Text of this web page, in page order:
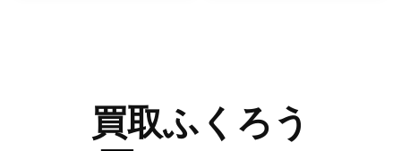
買取ふくろう